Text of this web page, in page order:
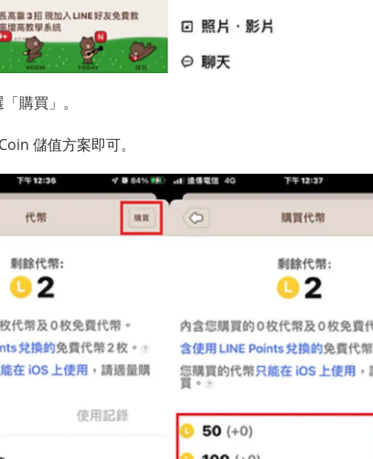
購買」。
儲值方案即可。